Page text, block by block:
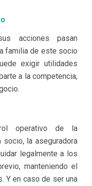
acciones pasan
familia de este socio
exigir utilidades
a la competencia,
operativo de la
la aseguradora
legalmente a los
manteniendo el
Y en caso de ser una